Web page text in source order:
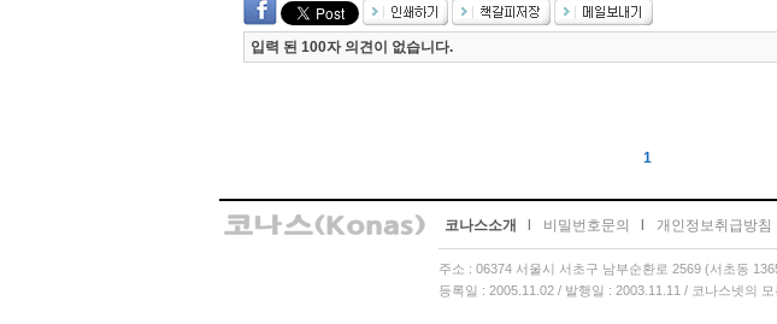
입력 된 100자 의견이 없습니다.
1
코나스소개 비밀번호문의 개인정보취급방침
주소 : 06374 서울시 서초구 남부순환로 2569 (서초동
등록일 : 2005.11.02 / 발행일 : 2003.11.11 / 코나스넷의